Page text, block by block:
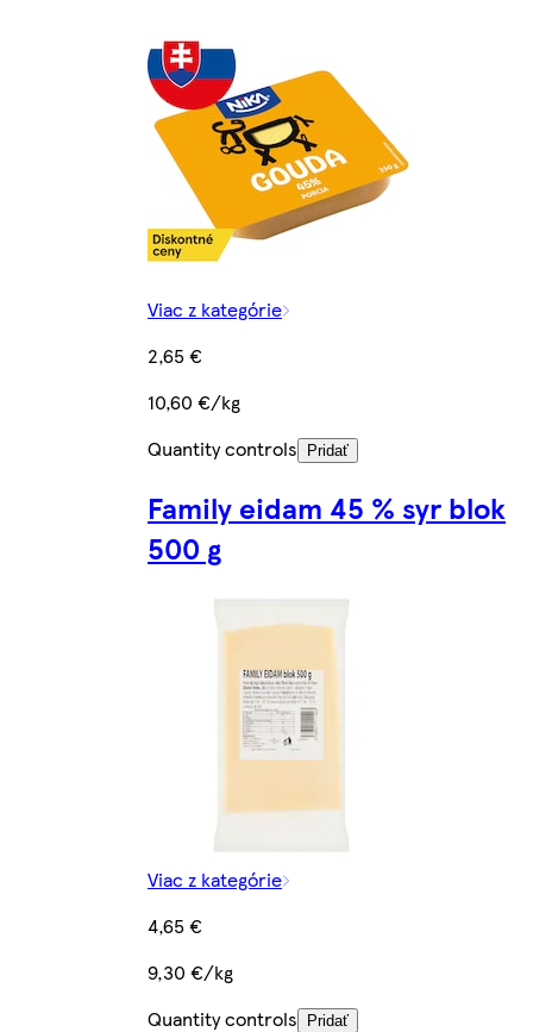
Viac z kategórie
2,65 €
10,60 €/kg
Quantity controls
Pridať
Family eidam 45 % syr blok
500 g
Viac z kategórie
4,65 €
9,30 €/kg
Quantity controls
Pridať